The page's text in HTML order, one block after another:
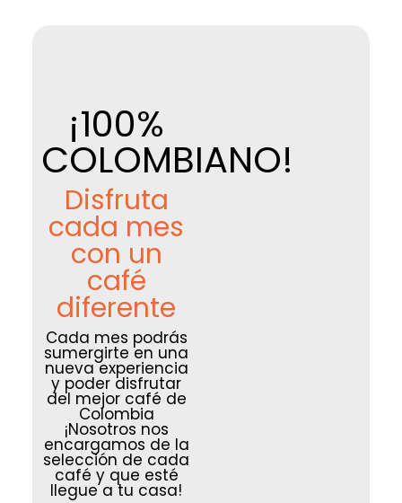
¡100%
COLOMBIANO!
Disfruta
cada mes
con un
café
diferente
Cada mes podrás
sumergirte en una
nueva experiencia
y poder disfrutar
del mejor café de
Colombia
¡Nosotros nos
encargamos de la
selección de cada
café y que esté
llegue a tu casa!